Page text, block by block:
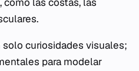
curiosidades visuales;
para modelar